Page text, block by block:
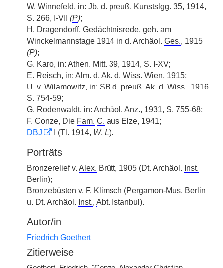
W. Winnefeld, in: Jb. d. preuß. Kunstslgg. 35, 1914,
S. 266, I-VII (P);
H. Dragendorff, Gedächtnisrede, geh. am
Winckelmannstage 1914 in d. Archäol. Ges., 1915
(P);
G. Karo, in: Athen. Mitt. 39, 1914, S. I-XV;
E. Reisch, in: Alm. d, Ak. d. Wiss. Wien, 1915;
U. v. Wilamowitz, in: SB d. preuß. Ak. d. Wiss., 1916,
S. 754-59;
G. Rodenwaldt, in: Archäol. Anz., 1931, S. 755-68;
F. Conze, Die Fam. C. aus Elze, 1941;
DBJ
I (Tl. 1914, W, L).
Porträts
Bronzereliefv. Alex. Brütt, 1905 (Dt. Archäol. Inst.
Berlin);
Bronzebüsten v. F. Klimsch (Pergamon-Mus. Berlin
u. Dt. Archäol. Inst., Abt. Istanbul).
Autor/in
Friedrich Goethert
Zitierweise